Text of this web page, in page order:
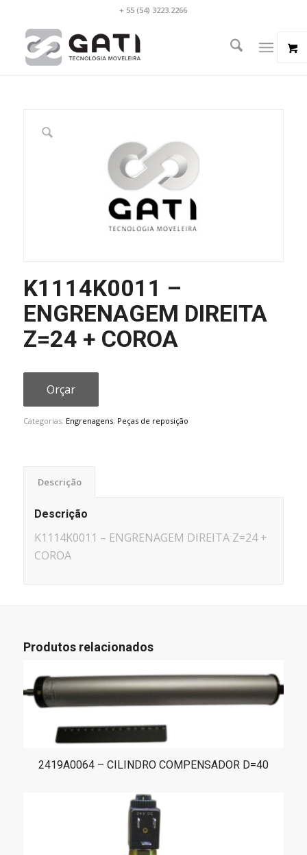
+ 55 (54) 3223.2266
K1114K0011 –
ENGRENAGEM DIREITA
Z=24 + COROA
Orçar
Categorias: Engrenagens, Peças de reposição
Descrição
Descrição
K1114K0011 – ENGRENAGEM DIREITA Z=24 +
COROA
Produtos relacionados
2419A0064 – CILINDRO COMPENSADOR D=40